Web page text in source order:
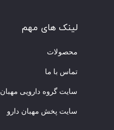
لینک های مهم
محصولات
تماس با ما
سایت گروه دارویی مهبان
سایت پخش مهبان دارو